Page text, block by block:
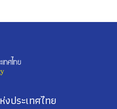
ประเทศไทย